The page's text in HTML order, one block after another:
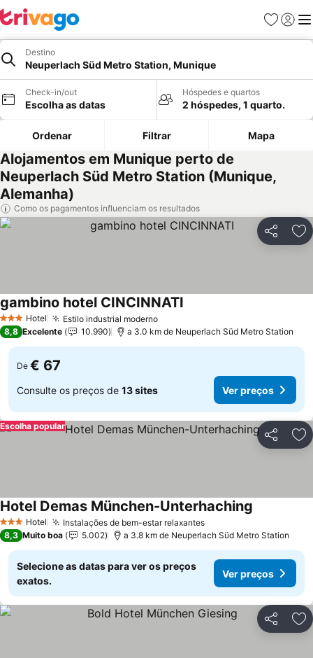
Favoritos
Iniciar
Destino
Neuperlach Süd Metro Station, Munique
Check-in/out
Escolha as datas
Hóspedes e quartos
2 hóspedes, 1 quarto.
Ordenar Filtrar Mapa
Alojamentos em Munique perto de
Neuperlach Süd Metro Station (Munique,
Alemanha)
Como os pagamentos influenciam os resultados
Partilhar
3 EstrelasHotel Estilo industrial modernoVer preços
gambino hotel CINCINNATI
8,8 Excelente 10.990 a 3.0 km de Neuperlach Süd Metro Station
De € 67
Consulte os preços de 13 sites Ver preços
Partilhar
Escolha popular
3 EstrelasHotel Instalações de bem-estar relaxantesVer preços
Hotel Demas München-Unterhaching
8,3 Muito boa 5.002 a 3.8 km de Neuperlach Süd Metro Station
Selecione as datas para ver os preços
exatos.
Ver preços
Partilhar